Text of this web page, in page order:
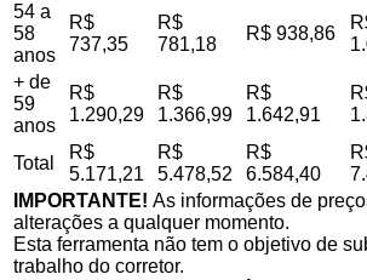
54 a
58
anos
R$
737,35
R$
781,18
R$ 938,86
+ de
59
anos
R$
1.290,29
R$
1.366,99
R$
1.642,91
Total
R$
5.171,21
R$
5.478,52
R$
6.584,40
IMPORTANTE! As informações de
alterações a qualquer momento.
Esta ferramenta não tem o objetivo de
trabalho do corretor.